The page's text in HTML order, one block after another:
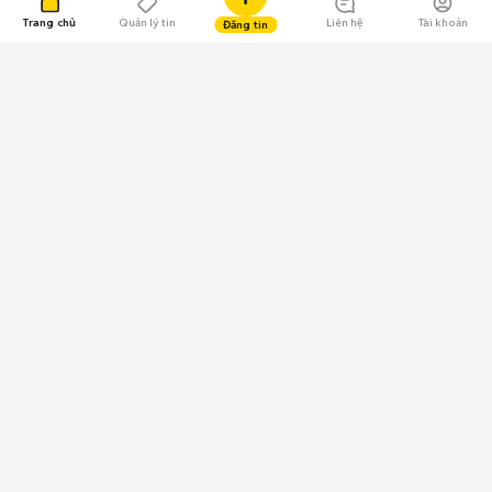
Trang chủ Quản lý tin Đăng tin Liên hệ Tài khoản